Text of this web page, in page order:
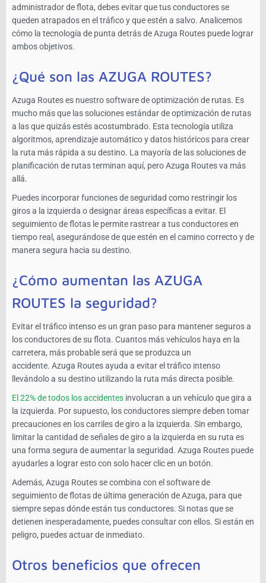
administrador de flota, debes evitar que tus conductores se
queden atrapados en el tráfico y que estén a salvo. Analicemos
cómo la tecnología de punta detrás de Azuga Routes puede lograr
ambos objetivos.
¿Qué son las AZUGA ROUTES?
Azuga Routes es nuestro software de optimización de rutas. Es
mucho más que las soluciones estándar de optimización de rutas
a las que quizás estés acostumbrado. Esta tecnología utiliza
algoritmos, aprendizaje automático y datos históricos para crear
la ruta más rápida a su destino. La mayoría de las soluciones de
planificación de rutas terminan aquí, pero Azuga Routes va más
allá.
Puedes incorporar funciones de seguridad como restringir los
giros a la izquierda o designar áreas específicas a evitar. El
seguimiento de flotas le permite rastrear a tus conductores en
tiempo real, asegurándose de que estén en el camino correcto y de
manera segura hacia su destino.
¿Cómo aumentan las AZUGA
ROUTES la seguridad?
Evitar el tráfico intenso es un gran paso para mantener seguros a
los conductores de su flota. Cuantos más vehículos haya en la
carretera, más probable será que se produzca un
accidente. Azuga Routes ayuda a evitar el tráfico intenso
llevándolo a su destino utilizando la ruta más directa posible.
El 22% de todos los accidentes involucran a un vehículo que gira a
la izquierda. Por supuesto, los conductores siempre deben tomar
precauciones en los carriles de giro a la izquierda. Sin embargo,
limitar la cantidad de señales de giro a la izquierda en su ruta es
una forma segura de aumentar la seguridad. Azuga Routes puede
ayudarles a lograr esto con solo hacer clic en un botón.
Además, Azuga Routes se combina con el software de
seguimiento de flotas de última generación de Azuga, para que
siempre sepas dónde están tus conductores. Si notas que se
detienen inesperadamente, puedes consultar con ellos. Si están en
peligro, puedes actuar de inmediato.
Otros beneficios que ofrecen